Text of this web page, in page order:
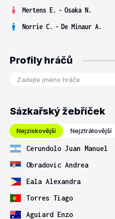
Mertens E. - Osaka N.
Norrie C. - De Minaur A.
Profily hráčů
Sázkařský žebříček
Nejziskovější Nejztrátovější
Cerundolo Juan Manuel
Obradovic Andrea
Eala Alexandra
Torres Tiago
Aguiard Enzo